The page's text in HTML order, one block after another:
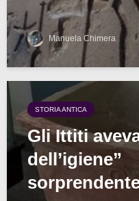
Manuela Chimera
STORIA ANTICA
Gli Ittiti
dell’igiene”